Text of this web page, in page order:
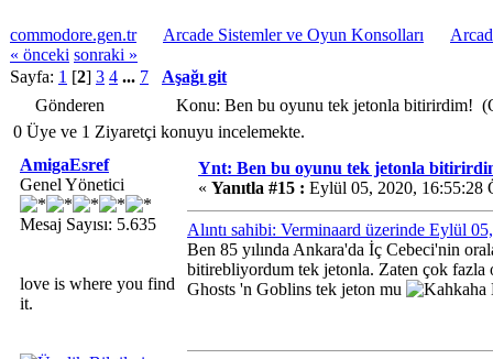
commodore.gen.tr Arcade Sistemler ve Oyun Konsolları
« önceki sonraki »
Sayfa: 1 [2] 3 4 ... 7
Aşağı git
Gönderen
Konu: Ben bu oyunu tek jetonla bitirirdim!
0 Üye ve 1 Ziyaretçi konuyu incelemekte.
AmigaEsref
Genel Yönetici
Mesaj Sayısı: 5.635
love is where you find
it.
Ynt: Ben bu oyunu tek jetonla
« Yanıtla #15 : Eylül 05, 2020, 16:55:28
Alıntı sahibi: Verminaard üzerinde Eylül
Ben 85 yılında Ankara'da İç Cebeci'nin
bitirebliyordum tek jetonla. Zaten çok
Ghosts 'n Goblins tek jeton mu